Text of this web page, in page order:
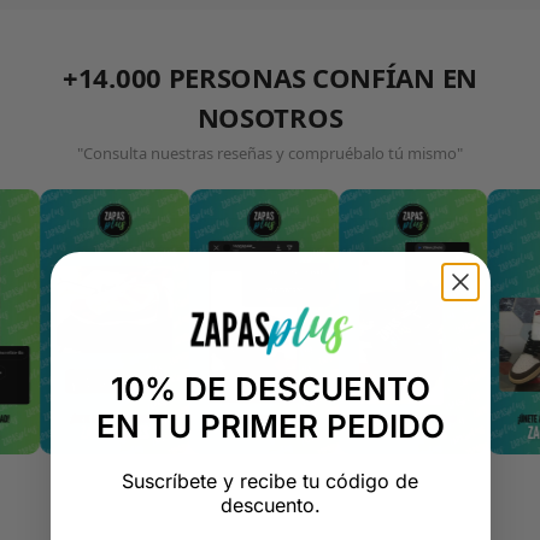
+14.000 PERSONAS CONFÍAN EN
NOSOTROS
"Consulta nuestras reseñas y compruébalo tú mismo"
10% DE DESCUENTO
EN TU PRIMER PEDIDO
Suscríbete y recibe tu código de
descuento.